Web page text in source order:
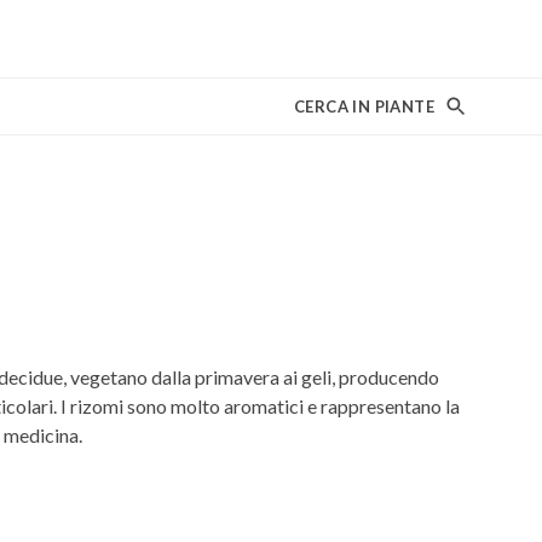
CERCA IN PIANTE
vegetano dalla primavera ai geli, producendo
I rizomi sono molto aromatici e rappresentano la